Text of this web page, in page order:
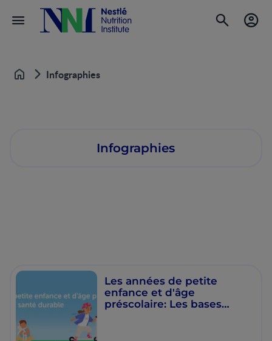
Accueil Infographies
Infographies
Les années de petite
enfance et d'âge
préscolaire: Les bases